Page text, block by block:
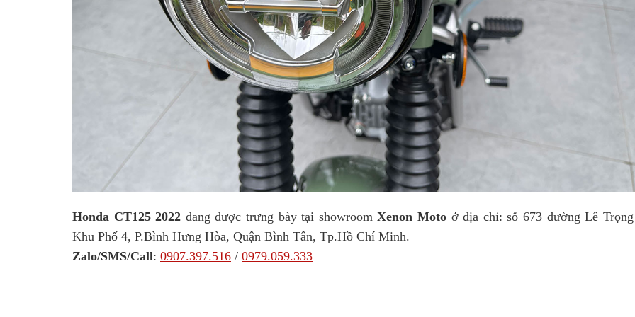
Honda CT125 2022 đang được trưng bày tại showroomXenon Moto ở địa chỉ: số 673 đường Lê
Khu Phố 4, P.Bình Hưng Hòa, Quận Bình Tân, Tp.Hồ Chí Minh.
Zalo/SMS/Call: 0907.397.516 / 0979.059.333